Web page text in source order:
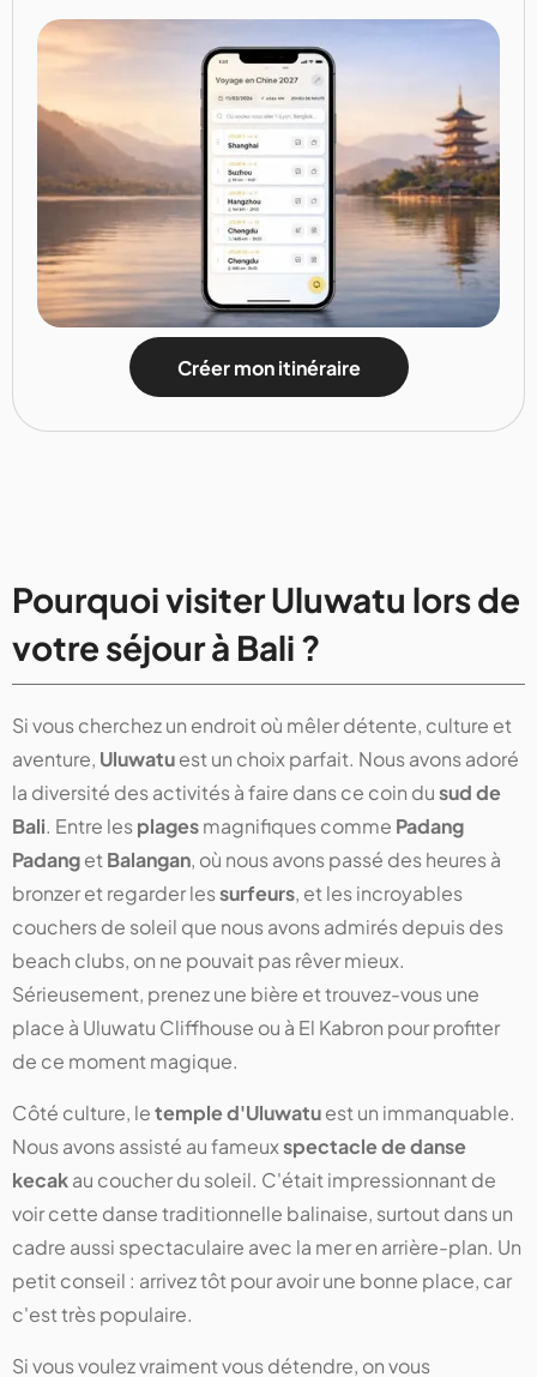
Créer mon itinéraire
Pourquoi visiter Uluwatu lors de
votre séjour à Bali ?
Si vous cherchez un endroit où mêler détente, culture et
aventure, Uluwatuest un choix parfait. Nous avons adoré
la diversité des activités à faire dans ce coin dusud de
Bali. Entre lesplagesmagnifiques comme Padang
PadangetBalangan, où nous avons passé des heures à
bronzer et regarder lessurfeurs, et les incroyables
couchers de soleil que nous avons admirés depuis des
beach clubs, on ne pouvait pas rêver mieux.
Sérieusement, prenez une bière et trouvez-vous une
place à Uluwatu Cliffhouse ou à El Kabron pour profiter
de ce moment magique.
Côté culture, letemple d'Uluwatuest un immanquable.
Nous avons assisté au fameuxspectacle de danse
kecakau coucher du soleil. C'était impressionnant de
voir cette danse traditionnelle balinaise, surtout dans un
cadre aussi spectaculaire avec la mer en arrière-plan. Un
petit conseil : arrivez tôt pour avoir une bonne place, car
c'est très populaire.
Si vous voulez vraiment vous détendre, on vous